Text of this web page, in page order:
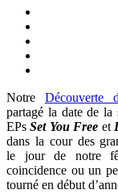
Notre Découverte
partagé la date de
EPsSet You Free et
dans la cour des
le jour de notre
coincidence ou un
tourné en début